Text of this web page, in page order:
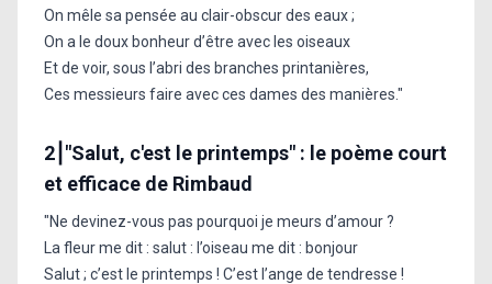
On mêle sa pensée au clair-obscur des eaux ;
On a le doux bonheur d’être avec les oiseaux
Et de voir, sous l’abri des branches printanières,
Ces messieurs faire avec ces dames des manières."
2⎮"Salut, c'est le printemps" : le poème court
et efficace de Rimbaud
"Ne devinez-vous pas pourquoi je meurs d’amour ?
La fleur me dit : salut : l’oiseau me dit : bonjour
Salut ; c’est le printemps ! C’est l’ange de tendresse !